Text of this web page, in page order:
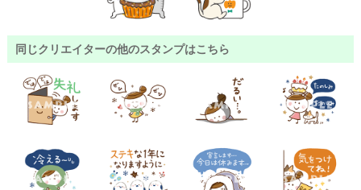
同じクリエイターの他のスタンプはこちら